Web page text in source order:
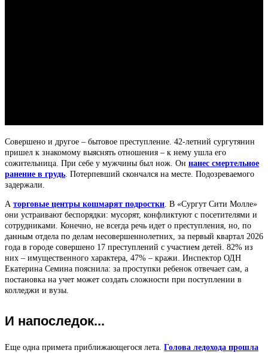
Совершено и другое – бытовое преступление. 42-летний сургутянин
пришел к знакомому выяснять отношения – к нему ушла его
сожительница. При себе у мужчины был нож. Он нанес смертельное
ранение в грудь . Потерпевший скончался на месте. Подозреваемого
задержали.
А торговые центры кошмарят подростки . В «Сургут Сити Молле»
они устраивают беспорядки: мусорят, конфликтуют с посетителями и
сотрудниками. Конечно, не всегда речь идет о преступления, но, по
данным отдела по делам несовершеннолетних, за первый квартал 2026
года в городе совершено 17 преступлений с участием детей. 82% из
них – имущественного характера, 47% – кражи. Инспектор ОДН
Екатерина Семина пояснила: за проступки ребенок отвечает сам, а
постановка на учет может создать сложности при поступлении в
колледжи и вузы.
И напоследок...
Еще одна примета приближающегося лета. Голова ледохода прошла